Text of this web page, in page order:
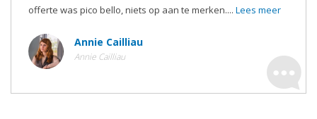
offerte was pico bello, niets op aan te merken.... Lees meer
Annie Cailliau
Annie Cailliau